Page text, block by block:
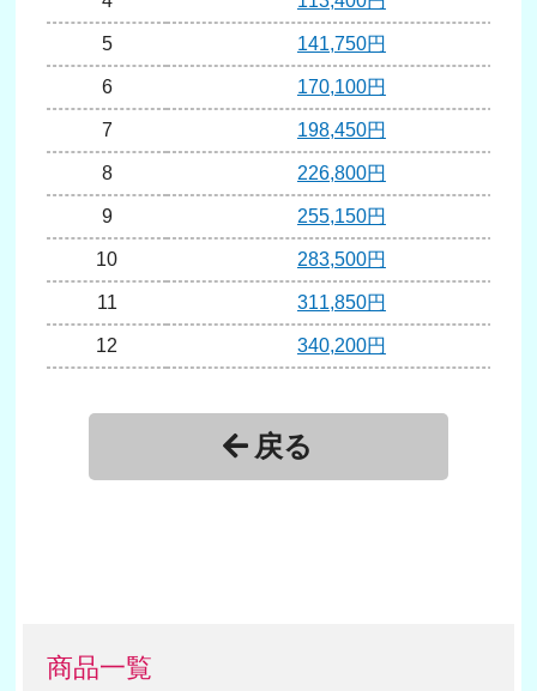
5 141,750円
6 170,100円
7 198,450円
8 226,800円
9 255,150円
10 283,500円
11 311,850円
12 340,200円
396,900円
戻る
商品一覧